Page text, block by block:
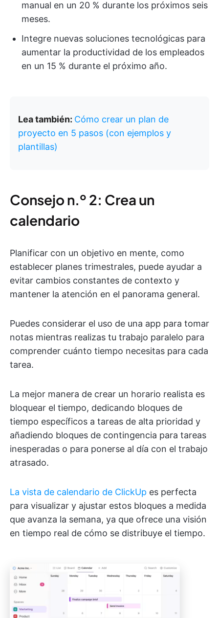
manual en un 20 % durante los próximos seis
meses.
Integre nuevas soluciones tecnológicas para
aumentar la productividad de los empleados
en un 15 % durante el próximo año.
Lea también: Cómo crear un plan de
proyecto en 5 pasos (con ejemplos y
plantillas)
Consejo n.º 2: Crea un
calendario
Planificar con un objetivo en mente, como
establecer planes trimestrales, puede ayudar a
evitar cambios constantes de contexto y
mantener la atención en el panorama general.
Puedes considerar el uso de una app para tomar
notas mientras realizas tu trabajo paralelo para
comprender cuánto tiempo necesitas para cada
tarea.
La mejor manera de crear un horario realista es
bloquear el tiempo, dedicando bloques de
tiempo específicos a tareas de alta prioridad y
añadiendo bloques de contingencia para tareas
inesperadas o para ponerse al día con el trabajo
atrasado.
La vista de calendario de ClickUp es perfecta
para visualizar y ajustar estos bloques a medida
que avanza la semana, ya que ofrece una visión
en tiempo real de cómo se distribuye el tiempo.